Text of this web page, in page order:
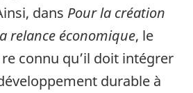
dans Pour la création
relance économique, le
connu qu’il doit intégrer
durable à